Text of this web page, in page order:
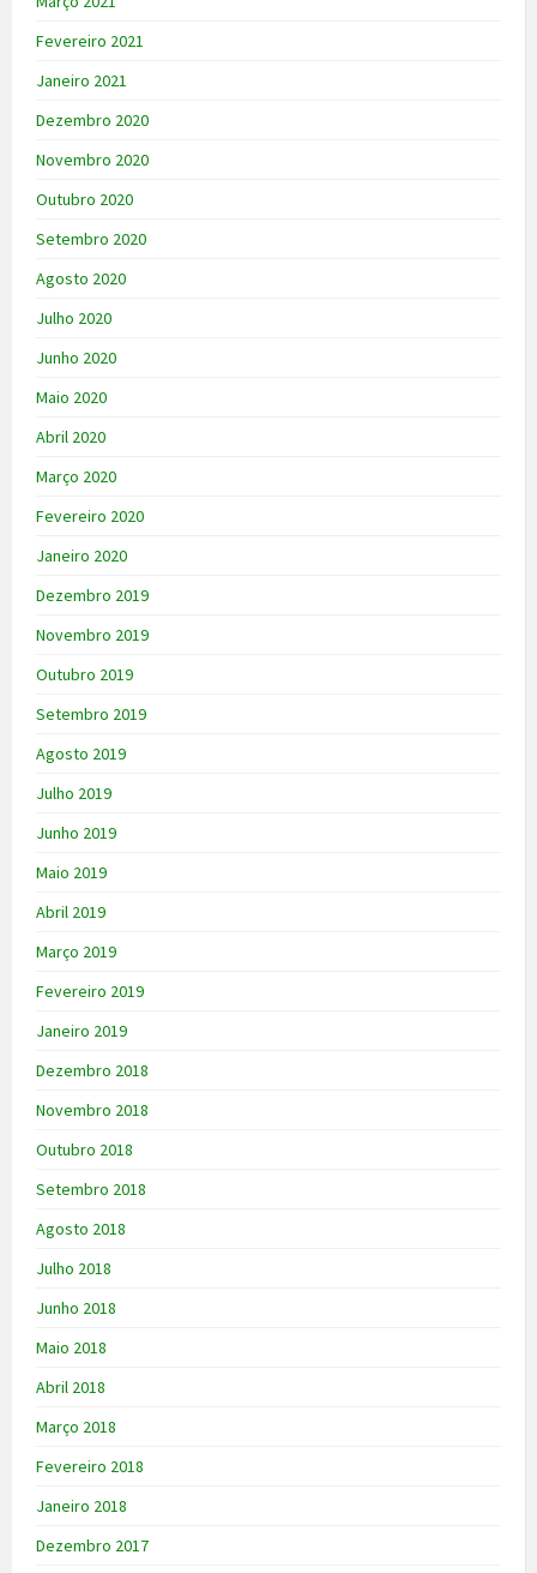
Fevereiro 2021
Janeiro 2021
Dezembro 2020
Novembro 2020
Outubro 2020
Setembro 2020
Agosto 2020
Julho 2020
Junho 2020
Maio 2020
Abril 2020
Março 2020
Fevereiro 2020
Janeiro 2020
Dezembro 2019
Novembro 2019
Outubro 2019
Setembro 2019
Agosto 2019
Julho 2019
Junho 2019
Maio 2019
Abril 2019
Março 2019
Fevereiro 2019
Janeiro 2019
Dezembro 2018
Novembro 2018
Outubro 2018
Setembro 2018
Agosto 2018
Julho 2018
Junho 2018
Maio 2018
Abril 2018
Março 2018
Fevereiro 2018
Janeiro 2018
Dezembro 2017